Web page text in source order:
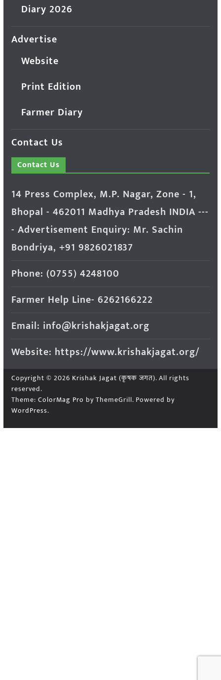
Diary 2026
Advertise
Website
Print Edition
Farmer Diary
Contact Us
Contact Us
14 Press Complex, M.P. Nagar, Zone - 1,
Bhopal - 462011 Madhya Pradesh INDIA ---
- Advertisement Enquiry: Mr. Sachin
Bondriya, +91 9826021837
Phone: (0755) 4248100
Farmer Help Line- 6262166222
Email: info@krishakjagat.org
Website: https://www.krishakjagat.org/
Copyright © 2026 Krishak Jagat (कृषक जगत). All rights
reserved.
Theme: ColorMag Pro by ThemeGrill. Powered by
WordPress.